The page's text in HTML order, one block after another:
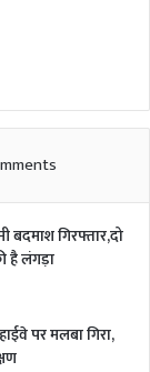
बदमाश गिरफ्तार,दो
है लंगड़ा
पर मलबा गिरा,